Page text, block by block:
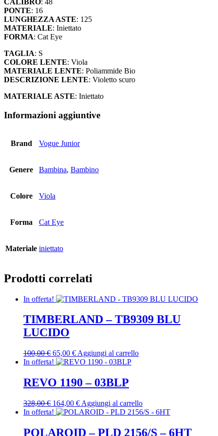
CALIBRO: 48
PONTE: 16
LUNGHEZZA ASTE: 125
MATERIALE: Iniettato
FORMA: Cat Eye
TAGLIA: S
COLORE LENTE: Viola
MATERIALE LENTE: Poliammide Bio
DESCRIZIONE LENTE: Violetto scuro
MATERIALE ASTE: Iniettato
Informazioni aggiuntive
Brand Vogue Junior
Genere Bambina, Bambino
Colore Viola
Forma Cat Eye
Materiale iniettato
Prodotti correlati
In offerta!
TIMBERLAND – TB9309 BLU
LUCIDO
100,00€ Il
prezzo
era:
100,00 €.
65,00 €Il
prezzo
è:
65,00 €.
Aggiungi al carrello
In offerta!
REVO 1190 – 03BLP
328,00€ Il
prezzo
era:
164,00 €Il
prezzo
è:
Aggiungi al carrello
In offerta!
POLAROID – PLD 2156/S – 6HT